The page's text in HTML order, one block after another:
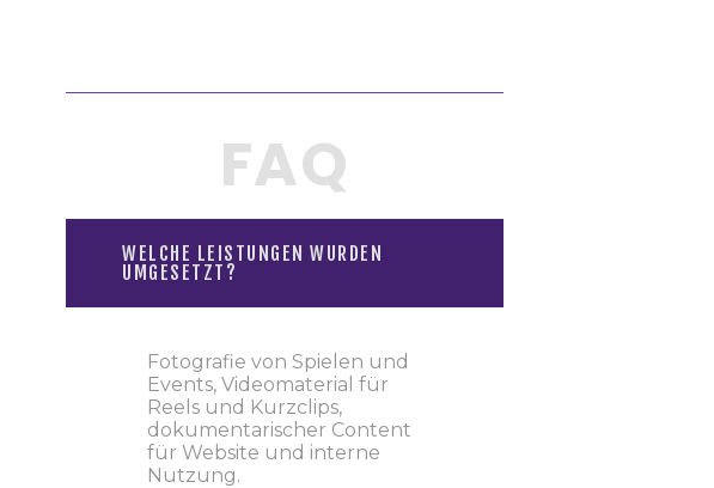
FAQ
WELCHE LEISTUNGEN WURDEN
UMGESETZT?
Fotografie von Spielen und
Events, Videomaterial für
Reels und Kurzclips,
dokumentarischer Content
für Website und interne
Nutzung.